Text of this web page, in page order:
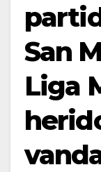
San
Liga